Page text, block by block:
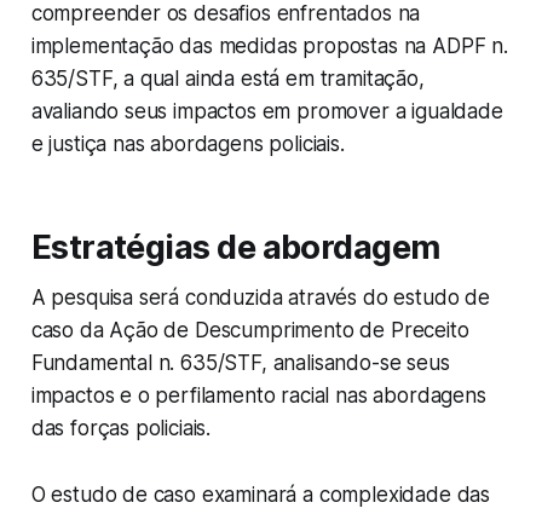
compreender os desafios enfrentados na
implementação das medidas propostas na ADPF n.
635/STF, a qual ainda está em tramitação,
avaliando seus impactos em promover a igualdade
e justiça nas abordagens policiais.
Estratégias de abordagem
A pesquisa será conduzida através do estudo de
caso da Ação de Descumprimento de Preceito
Fundamental n. 635/STF, analisando-se seus
impactos e o perfilamento racial nas abordagens
das forças policiais.
O estudo de caso examinará a complexidade das